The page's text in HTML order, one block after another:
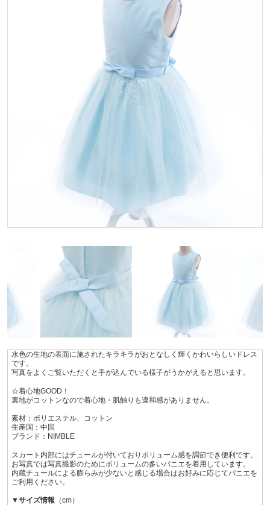
水色の生地の表面に施されたキラキラがおとなしく輝くかわいらしいドレス
です。
写真をよくご覧いただくと手が込んでいる様子がうかがえると思います。
☆着心地GOOD！
裏地がコットンなので着心地・肌触りも違和感がありません。
素材：ポリエステル、コットン
生産国：中国
ブランド：NIMBLE
スカート内部にはチュールが付いておりボリューム感を調節でき便利です。
お写真では写真撮影のためにボリュームの多いパニエを着用しています。
内蔵チュールによる膨らみが少ないと感じる場合はお好みに応じてパニエを
ご利用ください。
▼サイズ情報 （cm）